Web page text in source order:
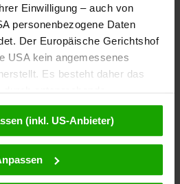
Einwilligung – auch von
personenbezogene Daten
Der Europäische Gerichtshof
USA kein angemessenes
Es besteht daher das
entsprechende
den Drittanbietern (z.B. Google,
US-Behörden zu Kontroll- und
unterliegen und dagegen keine
zur Verfügung stehen. Mit
(inkl. US-Anbietern)
(inkl. US-Anbieter)
Routen mit Detail-Informationen
Radfahren, Laufen, Klettern, Ski-
Motorradfahren.